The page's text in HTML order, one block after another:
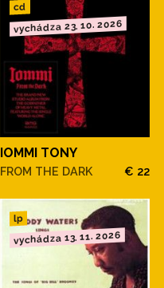
cd
vychádza 23. 10. 2026
IOMMI TONY
FROM THE DARK € 22
lp
vychádza 13. 11. 2026